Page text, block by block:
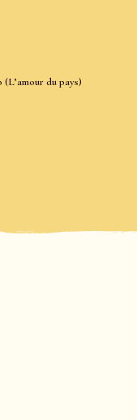
(L’amour du pays)